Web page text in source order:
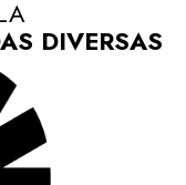
DIVERSAS